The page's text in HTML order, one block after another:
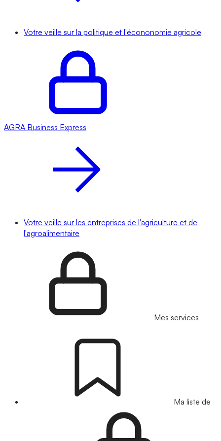
Votre veille sur la politique et l'écononomie agricole
AGRA Business Express
Votre veille sur les entreprises de l'agriculture et de
l'agroalimentaire
Mes services
Ma liste de